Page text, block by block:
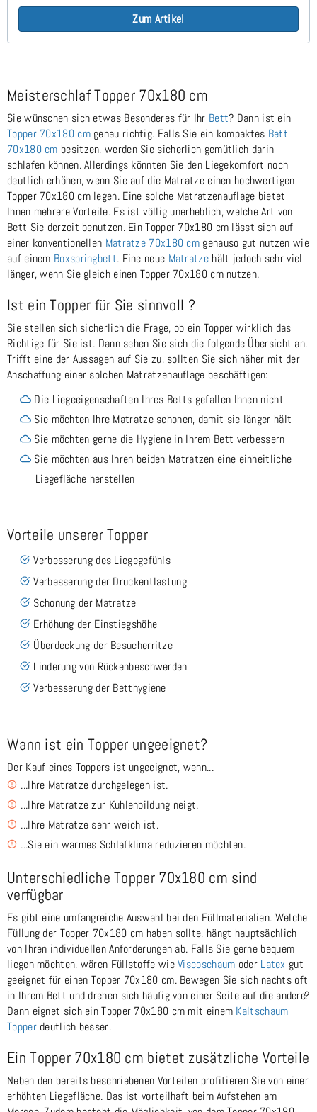
Zum Artikel
Meisterschlaf Topper 70x180 cm
Sie wünschen sich etwas Besonderes für Ihr Bett? Dann ist ein
Topper 70x180 cmgenau richtig. Falls Sie ein kompaktes Bett
70x180 cm besitzen, werden Sie sicherlich gemütlich darin
schlafen können. Allerdings könnten Sie den Liegekomfort noch
deutlich erhöhen, wenn Sie auf die Matratze einen hochwertigen
Topper 70x180 cm legen. Eine solche Matratzenauflage bietet
Ihnen mehrere Vorteile. Es ist völlig unerheblich, welche Art von
Bett Sie derzeit benutzen. Ein Topper 70x180 cm lässt sich auf
einer konventionellen Matratze 70x180 cm genauso gut nutzen wie
auf einem Boxspringbett. Eine neue Matratzehält jedoch sehr viel
länger, wenn Sie gleich einen Topper 70x180 cm nutzen.
Ist ein Topper für Sie sinnvoll ?
Sie stellen sich sicherlich die Frage, ob ein Topper wirklich das
Richtige für Sie ist. Dann sehen Sie sich die folgende Übersicht an.
Trifft eine der Aussagen auf Sie zu, sollten Sie sich näher mit der
Anschaffung einer solchen Matratzenauflage beschäftigen:
Die Liegeeigenschaften Ihres Betts gefallen Ihnen nicht
Sie möchten Ihre Matratze schonen, damit sie länger hält
Sie möchten gerne die Hygiene in Ihrem Bett verbessern
Sie möchten aus Ihren beiden Matratzen eine einheitliche
Liegefläche herstellen
Vorteile unserer Topper
Verbesserung des Liegegefühls
Verbesserung der Druckentlastung
Schonung der Matratze
Erhöhung der Einstiegshöhe
Überdeckung der Besucherritze
Linderung von Rückenbeschwerden
Verbesserung der Betthygiene
Wann ist ein Topper ungeeignet?
Der Kauf eines Toppers ist ungeeignet, wenn...
...Ihre Matratze durchgelegen ist.
...Ihre Matratze zur Kuhlenbildung neigt.
...Ihre Matratze sehr weich ist.
...Sie ein warmes Schlafklima reduzieren möchten.
Unterschiedliche Topper 70x180 cm sind
verfügbar
Es gibt eine umfangreiche Auswahl bei den Füllmaterialien. Welche
Füllung der Topper 70x180 cm haben sollte, hängt hauptsächlich
von Ihren individuellen Anforderungen ab. Falls Sie gerne bequem
liegen möchten, wären Füllstoffe wieViscoschaum oder Latex gut
geeignet für einen Topper 70x180 cm. Bewegen Sie sich nachts oft
in Ihrem Bett und drehen sich häufig von einer Seite auf die andere?
Dann eignet sich ein Topper 70x180 cm mit einem Kaltschaum
Topperdeutlich besser.
Ein Topper 70x180 cm bietet zusätzliche Vorteile
Neben den bereits beschriebenen Vorteilen profitieren Sie von einer
erhöhten Liegefläche. Das ist vorteilhaft beim Aufstehen am